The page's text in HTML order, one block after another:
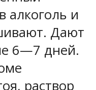
алкоголь и
Дают
6—7 дней.
раствор